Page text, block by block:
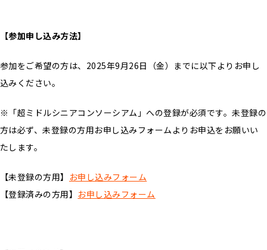
【参加申し込み方法】
参加をご希望の方は、2025年9月26日（金）までに以下よりお申し
込みください。
※「超ミドルシニアコンソーシアム」への登録が必須です。未登録の
方は必ず、未登録の方用お申し込みフォームよりお申込をお願いい
たします。
【未登録の方用】 お申し込みフォーム
【登録済みの方用】 お申し込みフォーム